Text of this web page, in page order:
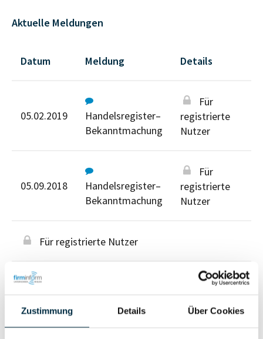
Zustimmung Details Über Cookies
Aktuelle Meldungen
Datum Meldung Details
05.02.2019
Handelsregister–
Bekanntmachung
Für
registrierte
Nutzer
05.09.2018
Handelsregister–
Bekanntmachung
Für
registrierte
Nutzer
Für registrierte Nutzer